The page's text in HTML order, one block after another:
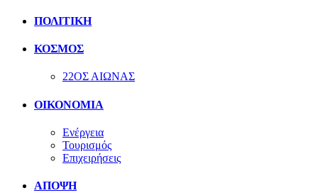
ΠΟΛΙΤΙΚΗ
ΚΟΣΜΟΣ
22ΟΣ ΑΙΩΝΑΣ
ΟΙΚΟΝΟΜΙΑ
Ενέργεια
Τουρισμός
Επιχειρήσεις
ΑΠΟΨΗ